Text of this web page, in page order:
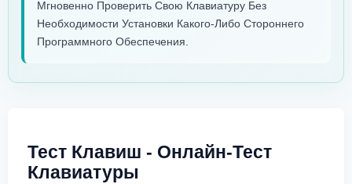
Мгновенно Проверить Свою Клавиатуру Без
Необходимости Установки Какого-Либо Стороннего
Программного Обеспечения.
Тест Клавиш - Онлайн-Тест
Клавиатуры